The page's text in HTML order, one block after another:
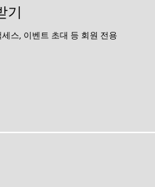
기
스, 이벤트 초대 등 회원 전용